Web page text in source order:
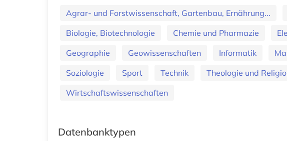
Agrar- und Forstwissenschaft, Gartenbau, Ernährung...
Biologie, Biotechnologie
Chemie und Pharmazie
Geographie
Geowissenschaften Informatik
Soziologie
Sport Technik Theologie und
Wirtschaftswissenschaften
Datenbanktypen